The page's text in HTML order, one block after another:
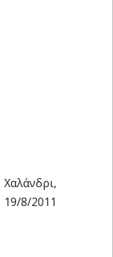
Χαλάνδρι,
19/8/2011